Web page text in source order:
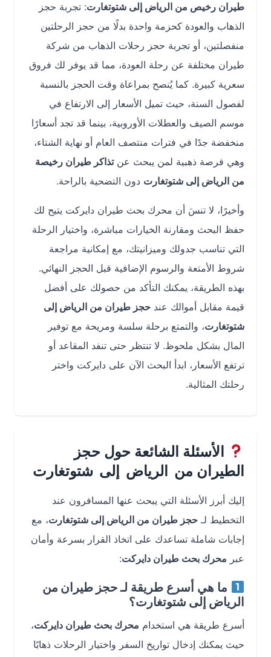
طيران رخيص من الرياض إلى شتوتغارت: تجربة حجز
الذهاب والعودة كحزمة واحدة بدلًا من حجز الرحلتين
منفصلتين، أو تجربة حجز رحلات الذهاب من شركة
طيران مختلفة عن رحلة العودة، مما قد يوفر لك فروق
سعرية كبيرة. كما يُنصح بمراعاة وقت الحجز بالنسبة
لفصول السنة، حيث تميل الأسعار إلى الارتفاع في
موسم الصيف والعطلات الأوروبية، بينما قد تجد أسعارًا
منخفضة جدًا في فترات منتصف العام أو نهاية الشتاء،
وهي فرصة ذهبية لمن يبحث عنتذاكر طيران رخيصة
من الرياض إلى شتوتغارتدون التضحية بالراحة.
وأخيرًا، لا تنسَ أن محرك بحث طيران دايركت يتيح لك
حفظ البحث ومقارنة الخيارات مباشرة، واختيار الرحلة
التي تناسب جدولك وميزانيتك، مع إمكانية مراجعة
شروط الأمتعة والرسوم الإضافية قبل الحجز النهائي.
بهذه الطريقة، يمكنك التأكد من حصولك على أفضل
قيمة مقابل أموالك عندحجز طيران من الرياض إلى
شتوتغارت، والتمتع برحلة سلسة ومريحة مع توفير
المال بشكل ملحوظ. لا تنتظر حتى تنفد المقاعد أو
ترتفع الأسعار، ابدأ البحث الآن على دايركت واختر
رحلتك المثالية.
الأسئلة الشائعة حول حجز
الطيران من الرياض إلى شتوتغارت
إليك أبرز الأسئلة التي يبحث عنها المسافرون عند
التخطيط لـحجز طيران من الرياض إلى شتوتغارت، مع
إجابات شاملة تساعدك على اتخاذ القرار بسرعة وأمان
محرك بحث طيران دايركت:
ما هي أسرع طريقة لـحجز طيران من
الرياض إلى شتوتغارت؟
أسرع طريقة هي استخداممحرك بحث طيران دايركت،
حيث يمكنك إدخال تواريخ السفر واختيار الرحلات ذهابًا